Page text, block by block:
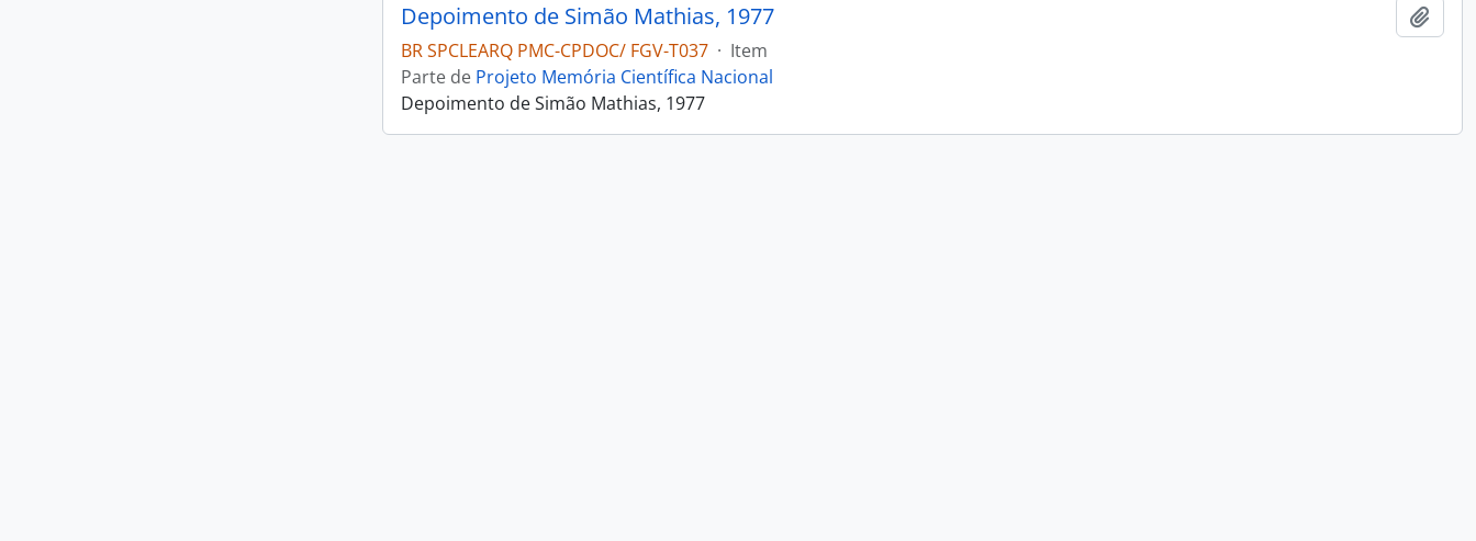
Depoimento de Simão Mathias, 1977
BR SPCLEARQ PMC-CPDOC/ FGV-T037 · Item
Parte de Projeto Memória Científica Nacional
Depoimento de Simão Mathias, 1977